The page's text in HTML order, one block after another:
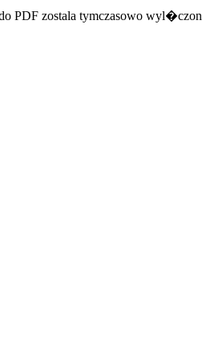
PDF zostala tymczasowo